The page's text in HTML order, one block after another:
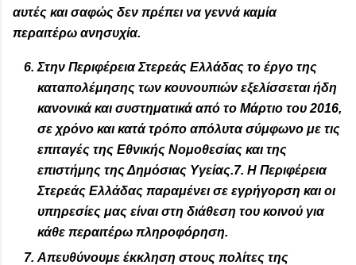
αυτές και σαφώς δεν πρέπει να γεννά καμία
περαιτέρω ανησυχία.
Στην Περιφέρεια Στερεάς Ελλάδας το έργο της
καταπολέμησης των κουνουπιών εξελίσσεται ήδη
κανονικά και συστηματικά από το Μάρτιο του 2016,
σε χρόνο και κατά τρόπο απόλυτα σύμφωνο με τις
επιταγές της Εθνικής Νομοθεσίας και της
επιστήμης της Δημόσιας Υγείας.7. Η Περιφέρεια
Στερεάς Ελλάδας παραμένει σε εγρήγορση και οι
υπηρεσίες μας είναι στη διάθεση του κοινού για
κάθε περαιτέρω πληροφόρηση.
Απευθύνουμε έκκληση στους πολίτες της